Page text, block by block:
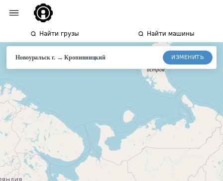
Найти грузы Найти машины
Новоуральск г.→Кропивницкий ИЗМЕНИТЬ